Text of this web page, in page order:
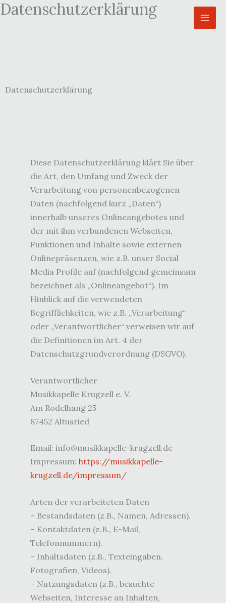
Zum
Datenschutzerklärung
Datenschutzerklärung
Diese Datenschutzerklärung klärt Sie über
die Art, den Umfang und Zweck der
Verarbeitung von personenbezogenen
Daten (nachfolgend kurz „Daten“)
innerhalb unseres Onlineangebotes und
der mit ihm verbundenen Webseiten,
Funktionen und Inhalte sowie externen
Onlinepräsenzen, wie z.B. unser Social
Media Profile auf (nachfolgend gemeinsam
bezeichnet als „Onlineangebot“). Im
Hinblick auf die verwendeten
Begrifflichkeiten, wie z.B. „Verarbeitung“
oder „Verantwortlicher“ verweisen wir auf
die Definitionen im Art. 4 der
Datenschutzgrundverordnung (DSGVO).
Verantwortlicher
Musikkapelle Krugzell e. V.
Am Rodelhang 25
87452 Altusried
Email: info@musikkapelle-krugzell.de
Impressum: https://musikkapelle-
krugzell.de/impressum/
Arten der verarbeiteten Daten
– Bestandsdaten (z.B., Namen, Adressen).
– Kontaktdaten (z.B., E-Mail,
Telefonnummern).
– Inhaltsdaten (z.B., Texteingaben,
Fotografien, Videos).
– Nutzungsdaten (z.B., besuchte
Webseiten, Interesse an Inhalten,